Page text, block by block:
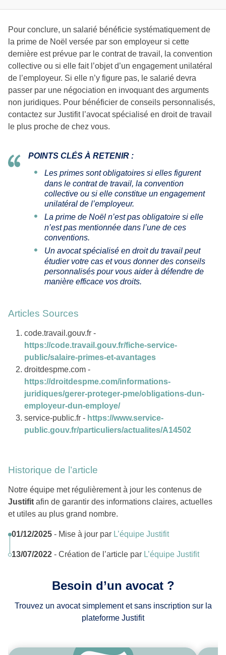
Pour conclure, un salarié bénéficie systématiquement de
la prime de Noël versée par son employeur si cette
dernière est prévue par le contrat de travail, la convention
collective ou si elle fait l’objet d’un engagement unilatéral
de l’employeur. Si elle n’y figure pas, le salarié devra
passer par une négociation en invoquant des arguments
non juridiques. Pour bénéficier de conseils personnalisés,
contactez sur Justifit l’avocat spécialisé en droit de travail
le plus proche de chez vous.
POINTS CLÉS À RETENIR :
Les primes sont obligatoires si elles figurent
dans le contrat de travail, la convention
collective ou si elle constitue un engagement
unilatéral de l’employeur.
La prime de Noël n’est pas obligatoire si elle
n’est pas mentionnée dans l’une de ces
conventions.
Un avocat spécialisé en droit du travail peut
étudier votre cas et vous donner des conseils
personnalisés pour vous aider à défendre de
manière efficace vos droits.
Articles Sources
code.travail.gouv.fr -
https://code.travail.gouv.fr/fiche-service-
public/salaire-primes-et-avantages
droitdespme.com -
https://droitdespme.com/informations-
juridiques/gerer-proteger-pme/obligations-dun-
employeur-dun-employe/
service-public.fr - https://www.service-
public.gouv.fr/particuliers/actualites/A14502
Historique de l’article
Notre équipe met régulièrement à jour les contenus de
Justifit afin de garantir des informations claires, actuelles
et utiles au plus grand nombre.
01/12/2025 - Mise à jour par L’équipe Justifit
13/07/2022 - Création de l’article par L’équipe Justifit
Besoin d’un avocat ?
Trouvez un avocat simplement et sans inscription sur la
plateforme Justifit